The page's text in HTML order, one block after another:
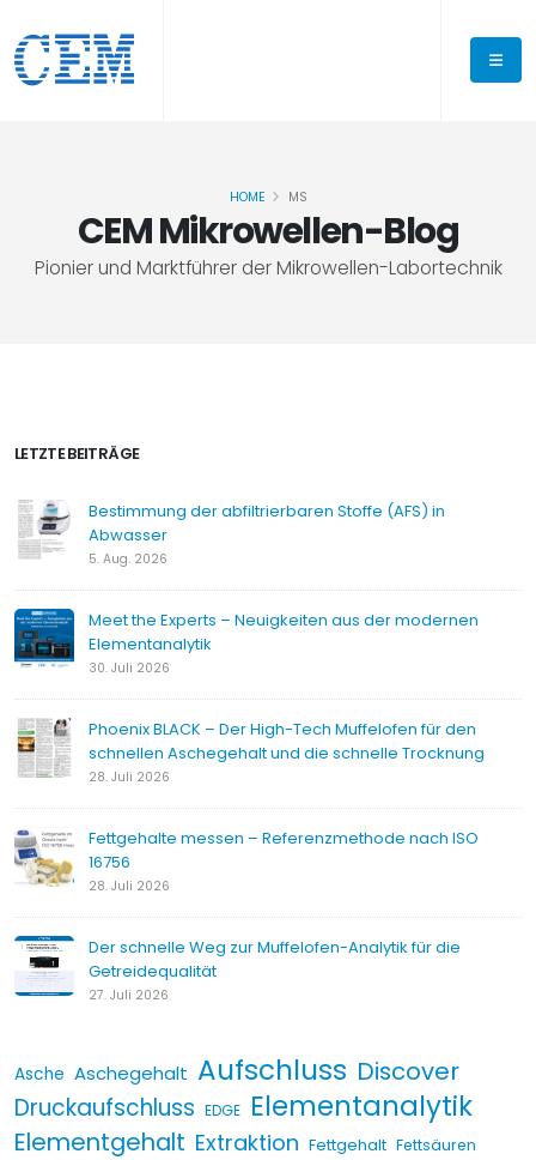
CEM Mikrowellen-Blog
Pionier und Marktführer der Mikrowellen-Labortechnik
HOME MS
LETZTE BEITRÄGE
Bestimmung der abfiltrierbaren Stoffe (AFS) in
Abwasser
5. Aug. 2026
Meet the Experts – Neuigkeiten aus der modernen
Elementanalytik
30. Juli 2026
Phoenix BLACK – Der High-Tech Muffelofen für den
schnellen Aschegehalt und die schnelle Trocknung
28. Juli 2026
Fettgehalte messen – Referenzmethode nach ISO
16756
28. Juli 2026
Der schnelle Weg zur Muffelofen-Analytik für die
Getreidequalität
27. Juli 2026
Asche Aschegehalt Aufschluss Discover
Druckaufschluss EDGE Elementanalytik
Elementgehalt Extraktion Fettgehalt Fettsäuren